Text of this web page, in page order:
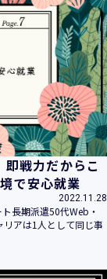
戦力だからこ
で安心就業
2022.11.28
長期派遣50代Web・
リアは1人として同じ事